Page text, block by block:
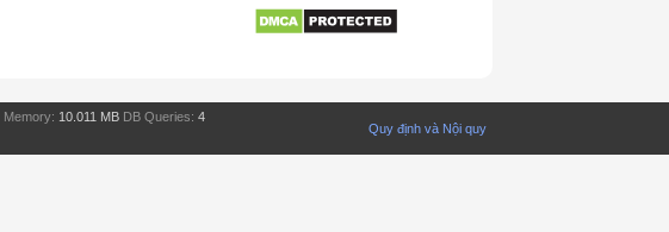
Quy định và Nội quy
Memory: 10.011 MB DB Queries: 4